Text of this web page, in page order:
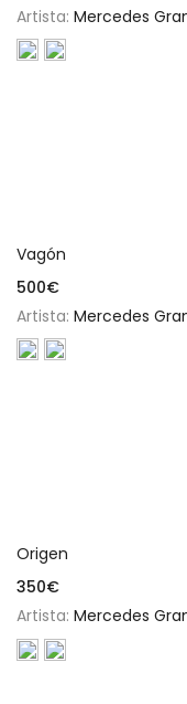
Artista: Mercedes
Vagón
500€
Artista: Mercedes
Origen
350€
Artista: Mercedes